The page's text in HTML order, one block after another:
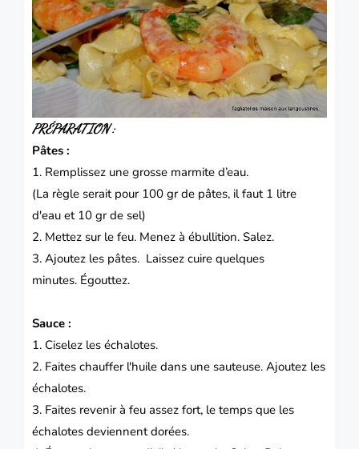
PRÉPARATION :
Pâtes :
1. Remplissez une grosse marmite d’eau.
(La règle serait pour 100 gr de pâtes, il faut 1 litre
d'eau et 10 gr de sel)
2. Mettez sur le feu. Menez à ébullition. Salez.
3. Ajoutez les pâtes. Laissez cuire quelques
minutes. Égouttez.
Sauce :
1. Ciselez les échalotes.
2. Faites chauffer l'huile dans une sauteuse. Ajoutez les
échalotes.
3. Faites revenir à feu assez fort, le temps que les
échalotes deviennent dorées.